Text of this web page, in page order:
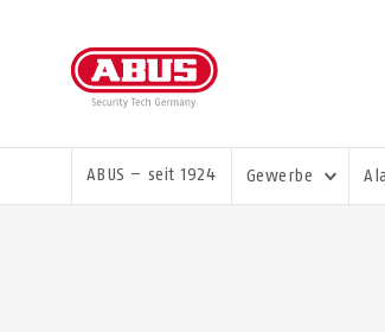
SIE SIND
ABUS – seit 1924 Gewerbe